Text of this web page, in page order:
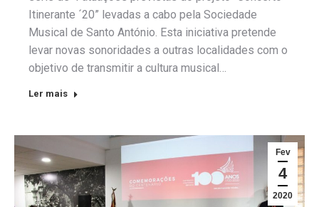
Itinerante ´20” levadas a cabo pela Sociedade
Musical de Santo António. Esta iniciativa pretende
levar novas sonoridades a outras localidades com o
objetivo de transmitir a cultura musical…
Ler mais
Fev
4
2020